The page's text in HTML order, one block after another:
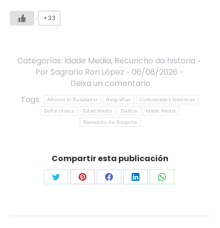
+33
Categorías: Idade Media, Recuncho da historia
Por Sagrario Ron López
06/08/2026
Deixa un comentario
Tags:
Alfonso el Batallador Biografías Curiosidades históricas
Doña Urraca Edad Media Galicia Idade Media
Raimundo de Borgoña
Compartir esta publicación
Share
Twitter
Share
Pinterest
Share
Facebook
Share
LinkedIn
Share
WhatsApp